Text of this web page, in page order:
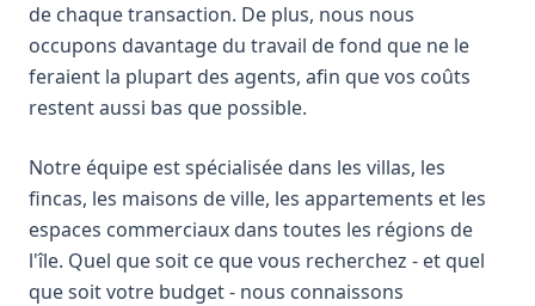
de chaque transaction. De plus, nous nous
occupons davantage du travail de fond que ne le
feraient la plupart des agents, afin que vos coûts
restent aussi bas que possible.
Notre équipe est spécialisée dans les villas, les
fincas, les maisons de ville, les appartements et les
espaces commerciaux dans toutes les régions de
l'île. Quel que soit ce que vous recherchez - et quel
que soit votre budget - nous connaissons